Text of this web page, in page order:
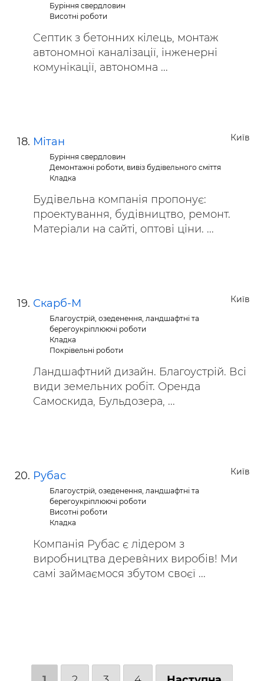
Буріння свердловин
Висотні роботи
Септик з бетонних кілець, монтаж
автономної каналізації, інженерні
комунікації, автономна ...
Київ
Мітан
Буріння свердловин
Демонтажні роботи, вивіз будівельного сміття
Кладка
Будівельна компанія пропонує:
проектування, будівництво, ремонт.
Матеріали на сайті, оптові ціни. ...
Київ
Скарб-М
Благоустрій, озеденення, ландшафтні та
берегоукріплюючі роботи
Кладка
Покрівельні роботи
Ландшафтний дизайн. Благоустрій. Всі
види земельних робіт. Оренда
Самоскида, Бульдозера, ...
Київ
Рубас
Благоустрій, озеденення, ландшафтні та
берегоукріплюючі роботи
Висотні роботи
Кладка
Компанія Рубас є лідером з
виробництва дерев`яних виробів! Ми
самі займаємося збутом своєї ...